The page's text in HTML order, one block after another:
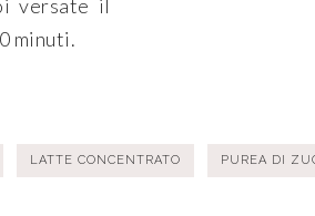
versate il
minuti.
LATTE CONCENTRATO PUREA DI